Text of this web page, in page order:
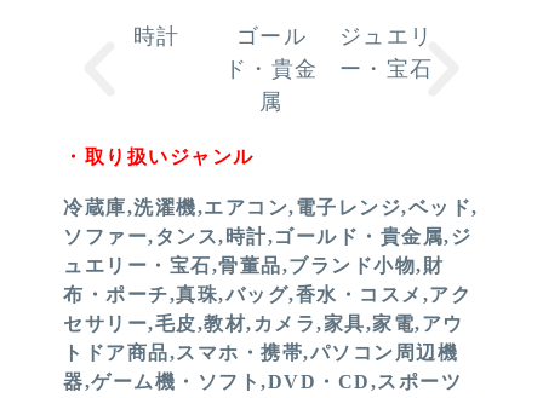
時計
ゴール
ド・貴金
属
ジュエリ
ー・宝石
・取り扱いジャンル
冷蔵庫,洗濯機,エアコン,電子レンジ,ベッド,
ソファー,タンス,時計,ゴールド・貴金属,ジ
ュエリー・宝石,骨董品,ブランド小物,財
布・ポーチ,真珠,バッグ,香水・コスメ,アク
セサリー,毛皮,教材,カメラ,家具,家電,アウ
トドア商品,スマホ・携帯,パソコン周辺機
器,ゲーム機・ソフト,DVD・CD,スポーツ